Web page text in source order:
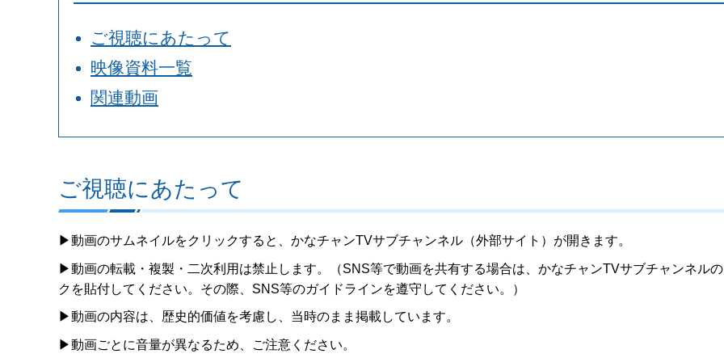
ご視聴にあたって
映像資料一覧
関連動画
ご視聴にあたって
▶動画のサムネイルをクリックすると、かなチャンTVサブチャンネル（外部サイト）が開きます。
▶動画の転載・複製・二次利用は禁止します。（SNS等で動画を共有する場合は、かなチャンTVサブチャンネル
クを貼付してください。その際、SNS等のガイドラインを遵守してください。）
▶動画の内容は、歴史的価値を考慮し、当時のまま掲載しています。
▶動画ごとに音量が異なるため、ご注意ください。